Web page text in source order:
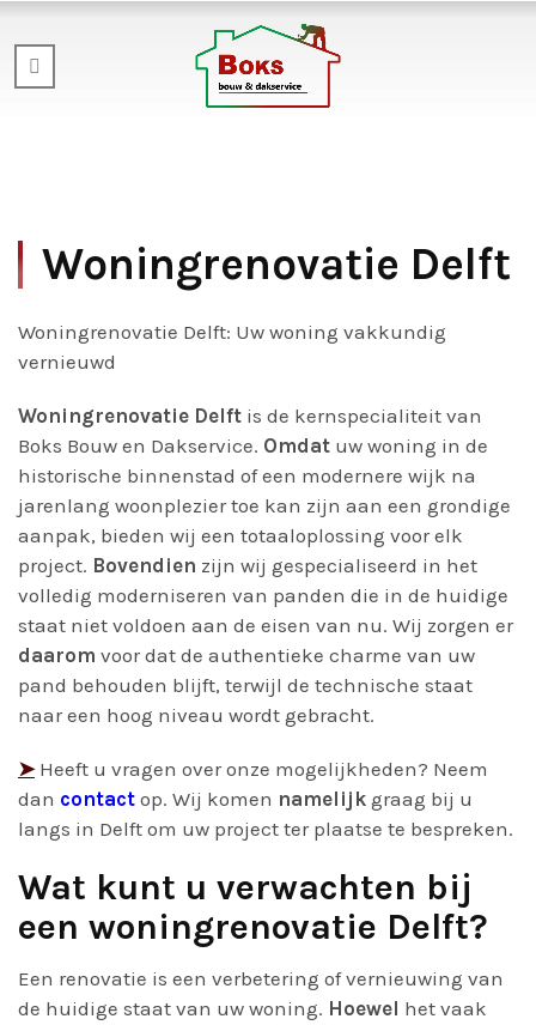
Woningrenovatie Delft
Woningrenovatie Delft: Uw woning vakkundig
vernieuwd
Woningrenovatie Delft is de kernspecialiteit van
Boks Bouw en Dakservice. Omdat uw woning in de
historische binnenstad of een modernere wijk na
jarenlang woonplezier toe kan zijn aan een grondige
aanpak, bieden wij een totaaloplossing voor elk
project. Bovendien zijn wij gespecialiseerd in het
volledig moderniseren van panden die in de huidige
staat niet voldoen aan de eisen van nu. Wij zorgen er
daarom voor dat de authentieke charme van uw
pand behouden blijft, terwijl de technische staat
naar een hoog niveau wordt gebracht.
➤Heeft u vragen over onze mogelijkheden? Neem
dan contact op. Wij komen namelijk graag bij u
langs in Delft om uw project ter plaatse te bespreken.
Wat kunt u verwachten bij
een woningrenovatie Delft?
Een renovatie is een verbetering of vernieuwing van
de huidige staat van uw woning. Hoewel het vaak